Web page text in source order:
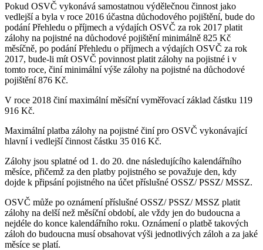
Pokud OSVČ vykonává samostatnou výdělečnou činnost jako
vedlejší a byla v roce 2016 účastna důchodového pojištění, bude do
podání Přehledu o příjmech a výdajích OSVČ za rok 2017 platit
zálohy na pojistné na důchodové pojištění minimálně 825 Kč
měsíčně, po podání Přehledu o příjmech a výdajích OSVČ za rok
2017, bude-li mít OSVČ povinnost platit zálohy na pojistné i v
tomto roce, činí minimální výše zálohy na pojistné na důchodové
pojištění 876 Kč.
V roce 2018 činí maximální měsíční vyměřovací základ částku 119
916 Kč.
Maximální platba zálohy na pojistné činí pro OSVČ vykonávající
hlavní i vedlejší činnost částku 35 016 Kč.
Zálohy jsou splatné od 1. do 20. dne následujícího kalendářního
měsíce, přičemž za den platby pojistného se považuje den, kdy
dojde k připsání pojistného na účet příslušné OSSZ/ PSSZ/ MSSZ.
OSVČ může po oznámení příslušné OSSZ/ PSSZ/ MSSZ platit
zálohy na delší než měsíční období, ale vždy jen do budoucna a
nejdéle do konce kalendářního roku. Oznámení o platbě takových
záloh do budoucna musí obsahovat výši jednotlivých záloh a za jaké
měsíce se platí.